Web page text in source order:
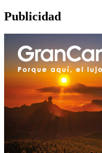
Publicidad